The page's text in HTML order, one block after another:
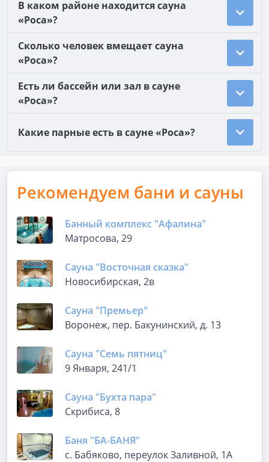
В каком районе находится сауна
«Роса»?
Сколько человек вмещает сауна
«Роса»?
Есть ли бассейн или зал в сауне
«Роса»?
Какие парные есть в сауне «Роса»?
Рекомендуем бани и сауны
Банный комплекс "Афалина"
Матросова, 29
Сауна "Восточная сказка"
Новосибирская, 2в
Сауна "Премьер"
Воронеж, пер. Бакунинский, д. 13
Сауна "Семь пятниц"
9 Января, 241/1
Сауна "Бухта пара"
Скрибиса, 8
Баня "БА-БАНЯ"
с. Бабяково, переулок Заливной, 1А